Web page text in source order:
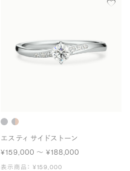
エスティ サイドストーン
¥159,000 〜 ¥188,000
表示商品： ¥159,000